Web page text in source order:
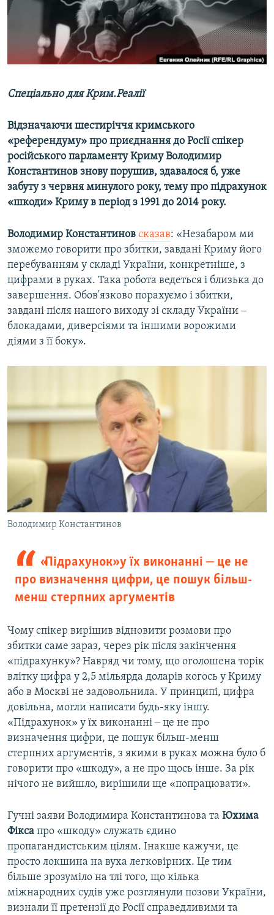
ВІДЕОУРОКИ «ELIFBE»
СВІДЧЕННЯ ОКУПАЦІЇ
УКРАЇНСЬКА ПРОБЛЕМА КРИМУ
Qırımtatar
Усі сайти RFE/RL
Спеціально для Крим.Реалії
Відзначаючи шестиріччя кримського
«референдуму» про приєднання до Росії спікер
російського парламенту Криму Володимир
Константинов знову порушив, здавалося б, уже
забуту з червня минулого року, тему про підрахунок
«шкоди» Криму в період з 1991 до 2014 року.
Володимир Константинов сказав: «Незабаром ми
зможемо говорити про збитки, завдані Криму його
перебуванням у складі України, конкретніше, з
цифрами в руках. Така робота ведеться і близька до
завершення. Обов'язково порахуємо і збитки,
завдані після нашого виходу зі складу України ‒
блокадами, диверсіями та іншими ворожими
діями з її боку».
Володимир Константинов
«Підрахунок» у їх виконанні ‒ це не
про визначення цифри, це пошук більш-
менш стерпних аргументів
Чому спікер вирішив відновити розмови про
збитки саме зараз, через рік після закінчення
«підрахунку»? Навряд чи тому, що оголошена торік
влітку цифра у 2,5 мільярда доларів когось у Криму
або в Москві не задовольнила. У принципі, цифра
довільна, могли написати будь-яку іншу.
«Підрахунок» у їх виконанні ‒ це не про
визначення цифри, це пошук більш-менш
стерпних аргументів, з якими в руках можна було б
говорити про «шкоду», а не про щось інше. За рік
нічого не вийшло, вирішили ще «попрацювати».
Гучні заяви Володимира Константинова та Юхима
Фікса про «шкоду» служать єдино
пропагандистським цілям. Інакше кажучи, це
просто локшина на вуха легковірних. Це тим
більше зрозуміло на тлі того, що кілька
міжнародних судів уже розглянули позови України,
визнали її претензії до Росії справедливими та